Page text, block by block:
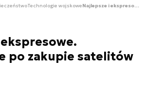
Technologie wojskowe Najlepsze i ekspresowe. Komentarze po zakupie satelitów dla wojska
po zakupie satelitów